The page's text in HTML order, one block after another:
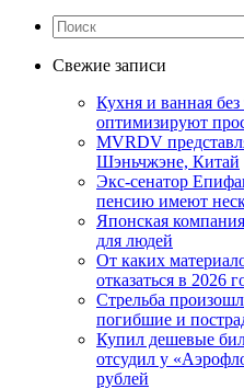
Свежие записи
Кухня и ванная
оптимизируют
MVRDV
Шэньчжэне, Китай
Экс-сенатор
пенсию имеют
Японская
для людей
От каких
отказаться в 2026
Стрельба
погибшие и
Купил дешевые
отсудил у
рублей